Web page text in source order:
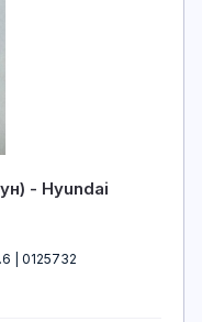
- Hyundai
| 0125732